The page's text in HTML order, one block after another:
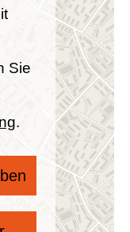
Sie
.